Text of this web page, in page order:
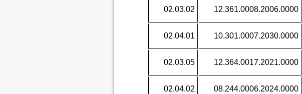
02.03.02 12.361.0008.2006.0000
02.04.01 10.301.0007.2030.0000
02.03.05 12.364.0017.2021.0000
02.04.02 08.244.0006.2024.0000